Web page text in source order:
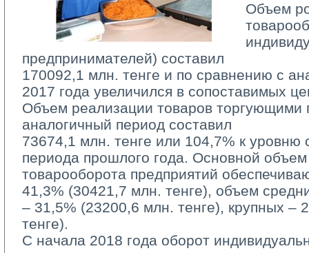
Объем
предпринимателей) составил
170092,1 млн. тенге и по сравнению с
2017 года увеличился в сопоставимых
Объем реализации товаров торгующими
аналогичный период составил
73674,1 млн. тенге или 104,7% к уровню
периода прошлого года. Основной объем
товарооборота предприятий
41,3% (30421,7 млн. тенге), объем
– 31,5% (23200,6 млн. тенге), крупных –
тенге).
С начала 2018 года оборот